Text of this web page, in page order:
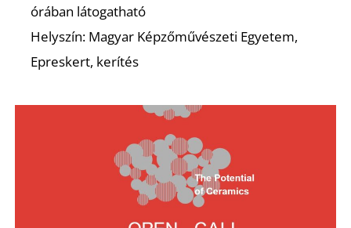
órában látogatható
Helyszín: Magyar Képzőművészeti Egyetem,
Epreskert, kerítés